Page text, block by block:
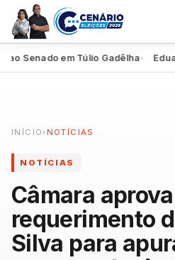
em Túlio Gadêlha●
INÍCIO ›NOTÍCIAS
NOTÍCIAS
Câmara aprova
requerimento
Silva para